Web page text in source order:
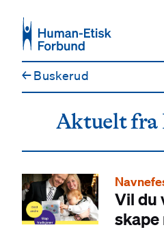
←Buskerud
Aktuelt fra
Vil du